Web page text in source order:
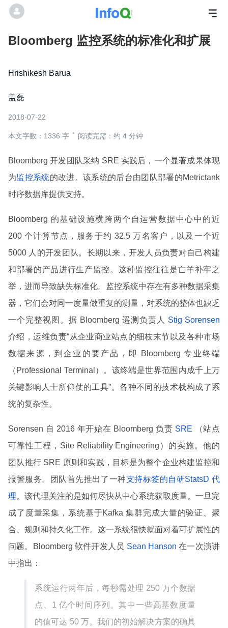
Bloomberg 监控系统的标准化和扩展
Hrishikesh Barua
盖磊
2018-07-22
本文字数：1336 字 阅读完需：约 4 分钟
Bloomberg 开发团队采纳 SRE 实践后，一个显著成果体现
为监控系统的改进。该系统的后台由团队部署的Metrictank
时序数据库提供支持。
Bloomberg 的基础设施横跨两个自运营数据中心中的近
200 个计算节点，服务于约 32.5 万名客户，以及一个近
5000 人的开发团队。长期以来，开发人员负责对自己构建
和部署的产品进行生产监控。这种监控往往是亡羊补牢之
举，进而导致缺失标准化。监控系统中存在有多种数据采集
器，它们会对同一度量做重复的测量，对系统的整体也缺乏
一个完整视图。据 Bloomberg 遥测负责人
Stig Sorensen
介绍，运维负责“从企业商业站点的细枝末节以及各种市场
数据来源，到企业的要产品，即 Bloomberg 专业终端
（Professional Terminal）。该终端是世界范围内成千上万
关键影响人士所仰仗的工具”。各种不同的技术栈构成了系
统的复杂性。
Sorensen 自 2016 年开始在 Bloomberg 负责 SRE
（站点
可靠性工程，Site Reliability Engineering）的实施。他的
团队推行 SRE 原则和实践，目标是为整个企业构建监控和
报警服务。团队首先推出了一种支持标签的自研StatsD 代
理。该代理关注的是如何尽快从中心系统获取度量。一旦完
成了度量采集，系统基于Kafka 集群完成大量的验证、聚
合、规则和持久化工作。这一系统很快就面对着可扩展性的
问题。Bloomberg 软件开发人员 Sean Hanson在一次演讲
中指出：
系统运行两年后，每秒需处理 250 万个数据
点、1 亿个时间序列。其中一些高基数度量
的值可达 50 万。我们的初始解决方案的确具